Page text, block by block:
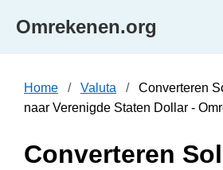
Omrekenen.org
Home Valuta
Converteren
naar Verenigde Staten Dollar -
Converteren